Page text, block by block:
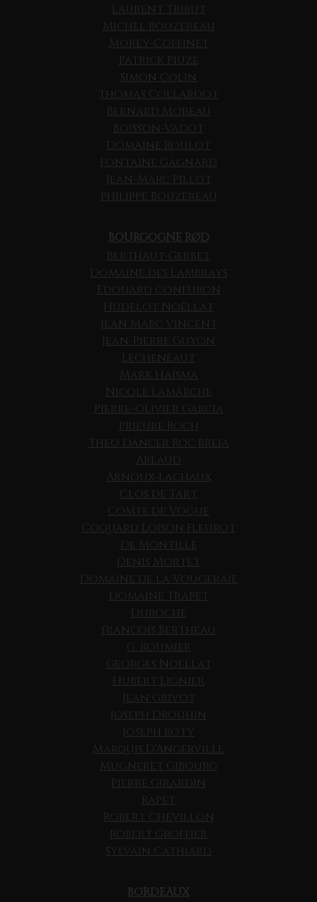
Laurent Tribut
Michel Bouzereau
Morey-Coffinet
Patrick Piuze
Simon Colin
Thomas Collardot
Bernard Moreau
Boisson-Vadot
Domaine Roulot
Fontaine Gagnard
Jean-Marc Pillot
Philippe Bouzereau
BOURGOGNE RØD
Berthaut-Gerbet
Domaine des Lambrays
Edouard Confuron
Hudelot Noëllat
Jean Marc Vincent
Jean-Pierre Guyon
Lecheneaut
Mark Haisma
Nicole Lamarche
Pierre-Olivier Garcia
Prieure Roch
Theo Dancer Roc Breia
Arlaud
Arnoux-Lachaux
Clos de Tart
Comte de Vogue
Coquard Loison Fleurot
De Montille
Denis Mortet
Domaine de la Vougeraie
Domaine Trapet
Duroché
Francois Bertheau
G. Roumier
Georges Noellat
Hubert Lignier
Jean Grivot
Joseph Drouhin
Joseph Roty
Marquis D'Angerville
Mugneret Gibourg
Pierre Girardin
Rapet
Robert Chevillon
Robert Groffier
Sylvain Cathiard
BORDEAUX